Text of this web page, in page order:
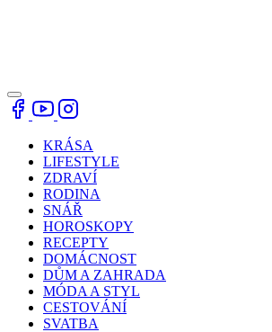
KRÁSA
LIFESTYLE
ZDRAVÍ
RODINA
SNÁŘ
HOROSKOPY
RECEPTY
DOMÁCNOST
DŮM A ZAHRADA
MÓDA A STYL
CESTOVÁNÍ
SVATBA